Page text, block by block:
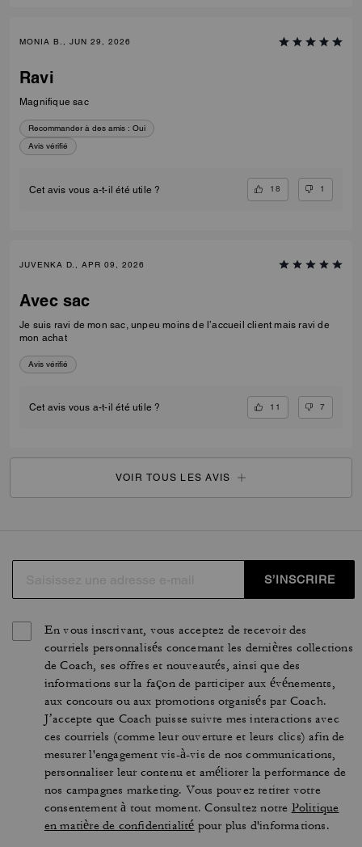
MONIA B., JUN 29, 2026
Ravi
Magnifique sac
Recommander à des amis : Oui
Avis vérifié
Cet avis vous a-t-il été utile ? 18 1
JUVENKA D., APR 09, 2026
Avec sac
Je suis ravi de mon sac, unpeu moins de l’accueil client mais ravi de
mon achat
Avis vérifié
Cet avis vous a-t-il été utile ? 11 7
VOIR TOUS LES AVIS
S’INSCRIRE
En vous inscrivant, vous acceptez de recevoir des
courriels personnalisés concernant les dernières collections
de Coach, ses offres et nouveautés, ainsi que des
informations sur la façon de participer aux événements,
aux concours ou aux promotions organisés par Coach.
J’accepte que Coach puisse suivre mes interactions avec
ces courriels (comme leur ouverture et leurs clics) afin de
mesurer l'engagement vis-à-vis de nos communications,
personnaliser leur contenu et améliorer la performance de
nos campagnes marketing. Vous pouvez retirer votre
consentement à tout moment. Consultez notre Politique
en matière de confidentialité pour plus d'informations.